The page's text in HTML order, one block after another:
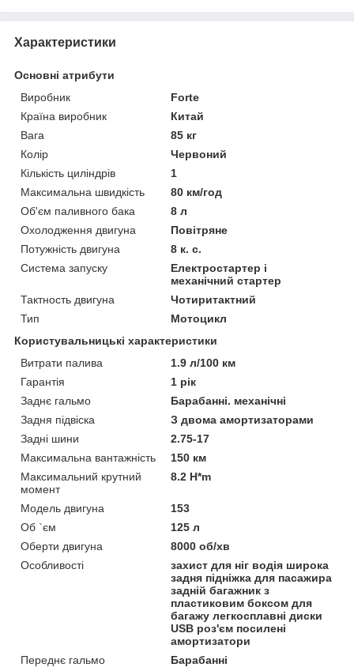
Характеристики
Основні атрибути
Виробник
Forte
Країна виробник
Китай
Вага
85 кг
Колір
Червоний
Кількість циліндрів
1
Максимальна швидкість
80 км/год
Об'єм паливного бака
8 л
Охолодження двигуна
Повітряне
Потужність двигуна
8 к. с.
Система запуску
Електростартер і
механічний стартер
Тактность двигуна
Чотиритактний
Тип
Мотоцикл
Користувальницькі характеристики
Витрати палива
1.9 л/100 км
Гарантія
1 рік
Заднє гальмо
Барабанні. механічні
Задня підвіска
З двома амортизаторами
Задні шини
2.75-17
Максимальна вантажність
150 км
Максимальний крутний
момент
8.2 H*m
Модель двигуна
153
Об `єм
125 л
Оберти двигуна
8000 об/хв
Особливості
захист для ніг водія широка
задня підніжка для пасажира
задній багажник з
пластиковим боксом для
багажу легкосплавні диски
USB роз'єм посилені
амортизатори
Переднє гальмо
Барабанні